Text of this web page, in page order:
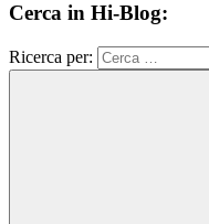
Cerca in Hi-Blog:
Ricerca per: